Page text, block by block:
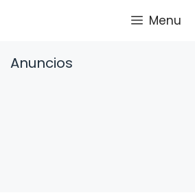
Menu
Anuncios